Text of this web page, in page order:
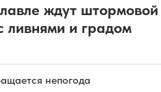
ждут штормовой
ливнями и градом
непогода